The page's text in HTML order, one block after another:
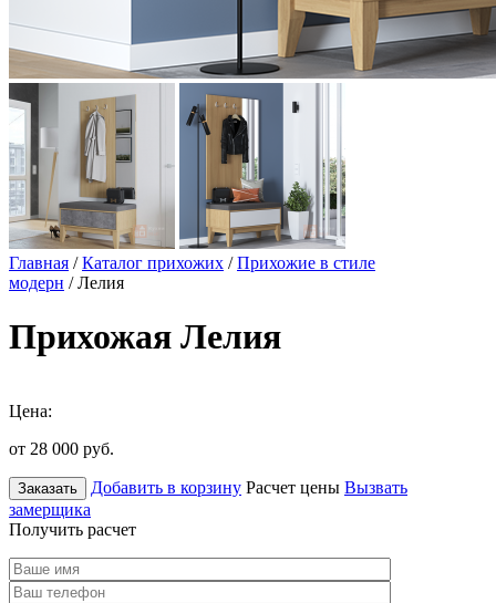
Главная /Каталог прихожих /Прихожие в стиле
модерн / Лелия
Прихожая Лелия
Цена:
от 28 000 руб.
Заказать Добавить в корзину Расчет цены Вызвать
замерщика
Получить расчет